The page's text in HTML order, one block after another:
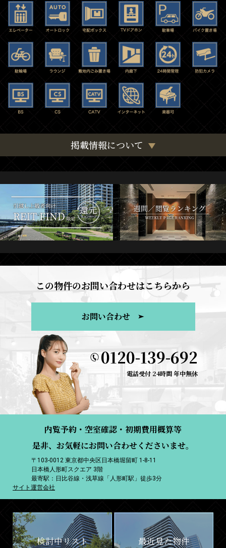
掲載情報について
この物件のお問い合わせはこちらから
お問い合わせ
0120-139-692
電話受付 24時間 年中無休
内覧予約・空室確認・初期費用概算等
是非、お気軽にお問い合わせくださいませ。
〒103-0012 東京都中央区日本橋堀留町 1-8-11
日本橋人形町スクエア 3階
最寄駅：日比谷線・浅草線「人形町駅」徒歩3分
サイト運営会社
検討中リスト 最近見た物件